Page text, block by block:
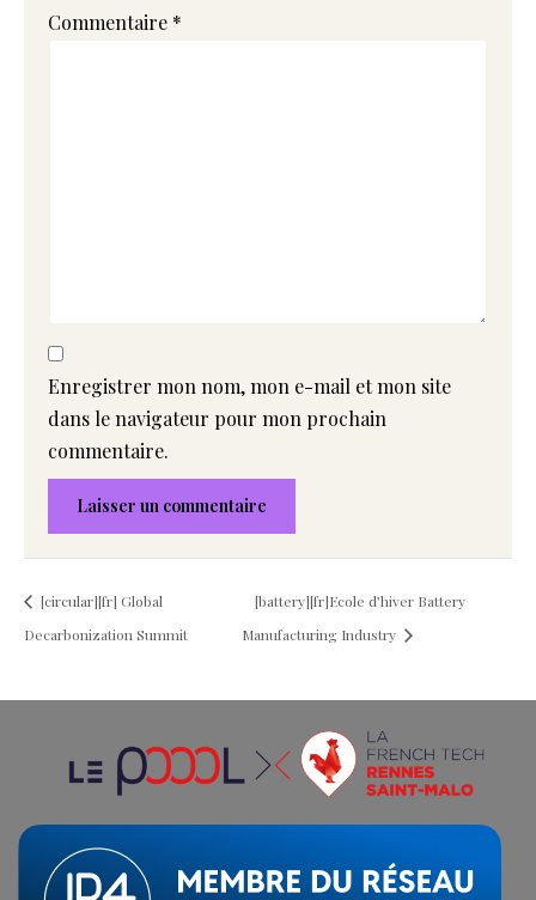
Commentaire *
Enregistrer mon nom, mon e-mail et mon site
dans le navigateur pour mon prochain
commentaire.
[circular][fr] Global
Decarbonization Summit
[battery][fr]Ecole d’hiver Battery
Manufacturing Industry